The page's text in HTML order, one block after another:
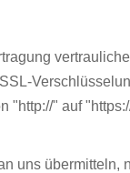
"http://" auf
uns übermitteln,